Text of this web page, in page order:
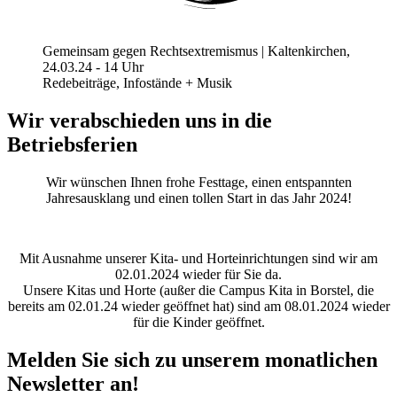
Gemeinsam gegen Rechtsextremismus | Kaltenkirchen,
24.03.24 - 14 Uhr
Redebeiträge, Infostände + Musik
Wir verabschieden uns in die
Betriebsferien
Wir wünschen Ihnen frohe Festtage, einen entspannten
Jahresausklang und einen tollen Start in das Jahr 2024!
Mit Ausnahme unserer Kita- und Horteinrichtungen sind wir am
02.01.2024 wieder für Sie da.
Unsere Kitas und Horte (außer die Campus Kita in Borstel, die
bereits am 02.01.24 wieder geöffnet hat) sind am 08.01.2024 wieder
für die Kinder geöffnet.
Melden Sie sich zu unserem monatlichen
Newsletter an!